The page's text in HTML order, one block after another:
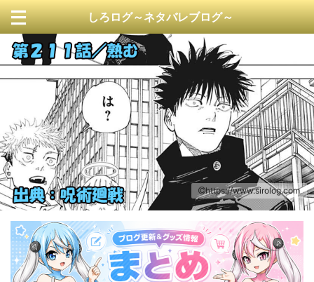
しろログ～ネタバレブログ～
https://www.sirolog.com